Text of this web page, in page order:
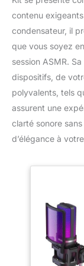
contenu
condensateur, il
que vous soyez
session ASMR.
dispositifs, de
polyvalents, tels
assurent une
clarté sonore
d’élégance à